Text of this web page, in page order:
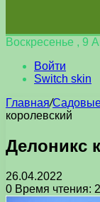
Воскресенье , 9
Войти
Switch skin
Главная/
королевский
Делоникс
26.04.2022
0 Время чтения: